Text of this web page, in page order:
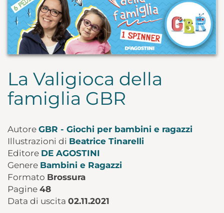
La Valigioca della
famiglia GBR
Autore GBR - Giochi per bambini e ragazzi
Illustrazioni di Beatrice Tinarelli
Editore DE AGOSTINI
Genere Bambini e Ragazzi
Formato Brossura
Pagine 48
Data di uscita 02.11.2021